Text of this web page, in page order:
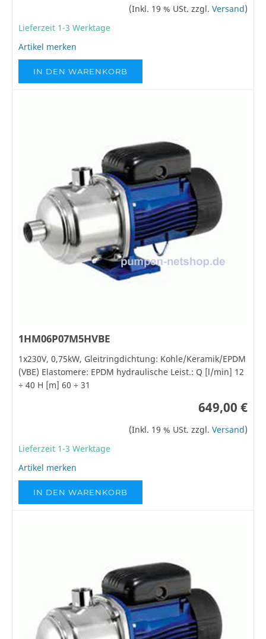
(Inkl. 19 % USt. zzgl. Versand)
Lieferzeit 1-3 Werktage
Artikel merken
IN DEN WARENKORB
1HM06P07M5HVBE
1x230V, 0,75kW, Gleitringdichtung: Kohle/Keramik/EPDM
(VBE) Elastomere: EPDM hydraulische Leist.: Q [l/min] 12
÷ 40 H [m] 60 ÷ 31
649,00 €
(Inkl. 19 % USt. zzgl. Versand)
Lieferzeit 1-3 Werktage
Artikel merken
IN DEN WARENKORB